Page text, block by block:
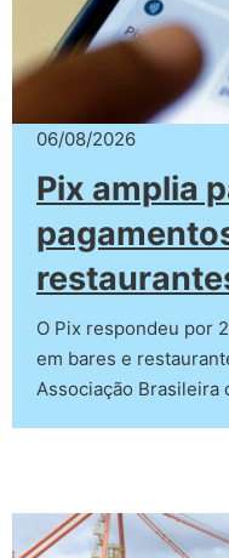
06/08/2026
Pix amplia
O Pix respondeu por
em bares e
Associação Brasileira